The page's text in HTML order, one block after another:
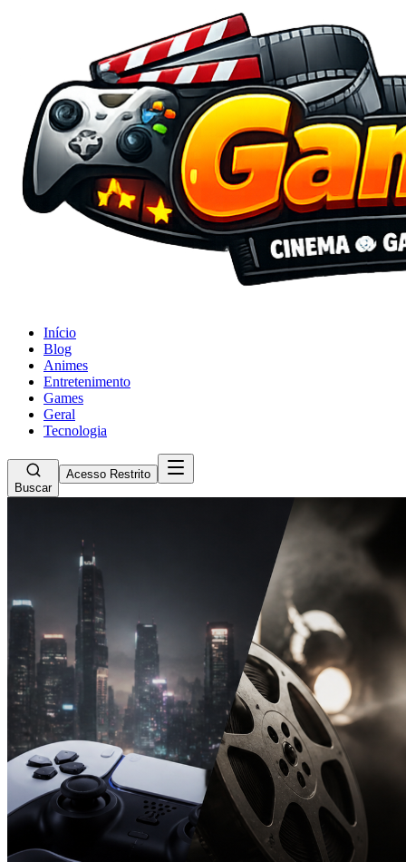
Início
Blog
Animes
Entretenimento
Games
Geral
Tecnologia
Buscar
Acesso Restrito